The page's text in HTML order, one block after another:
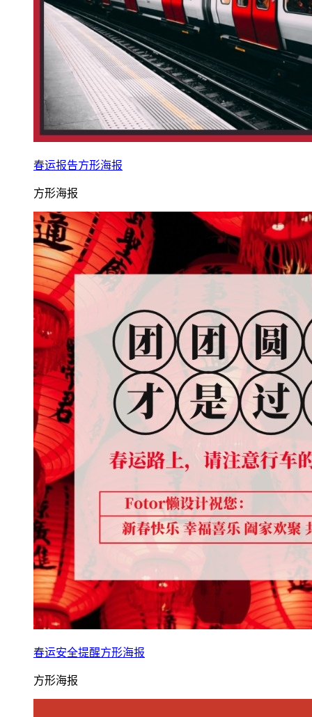
春运报告方形海报
方形海报
春运安全提醒方形海报
方形海报